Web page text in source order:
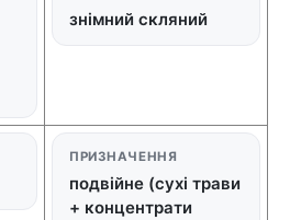
знімний скляний
ПРИЗНАЧЕННЯ
подвійне (сухі трави
+ концентрати